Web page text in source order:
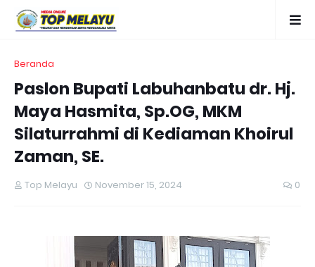
Beranda
Paslon Bupati Labuhanbatu dr. Hj.
Maya Hasmita, Sp.OG, MKM
Silaturrahmi di Kediaman Khoirul
Zaman, SE.
Top Melayu November 15, 2024 0